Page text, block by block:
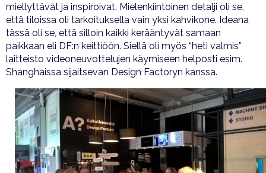
miellyttävät ja inspiroivat. Mielenkiintoinen detalji oli se,
että tiloissa oli tarkoituksella vain yksi kahvikone. Ideana
tässä oli se, että silloin kaikki kerääntyvät samaan
paikkaan eli DF:n keittiöön. Siellä oli myös “heti valmis”
laitteisto videoneuvottelujen käymiseen helposti esim.
Shanghaissa sijaitsevan Design Factoryn kanssa.